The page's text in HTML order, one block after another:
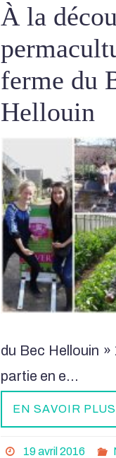
À la
ferme du
Hellouin
du Bec Hellouin
partie en e…
EN SAVOIR PLUS
19 avril 2016